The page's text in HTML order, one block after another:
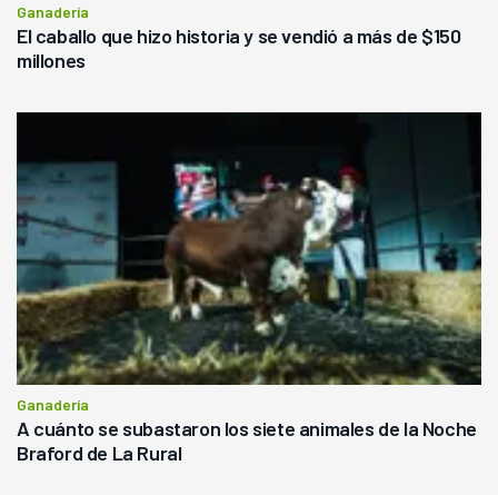
Ganadería
El caballo que hizo historia y se vendió a más de $150
millones
Ganadería
A cuánto se subastaron los siete animales de la Noche
Braford de La Rural